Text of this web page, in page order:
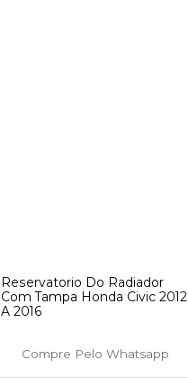
Reservatorio Do Radiador
Com Tampa Honda Civic 2012
A 2016
Compre Pelo Whatsapp